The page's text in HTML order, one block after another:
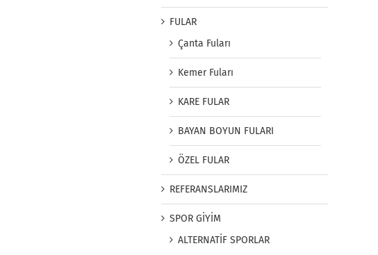
FULAR
Çanta Fuları
Kemer Fuları
KARE FULAR
BAYAN BOYUN FULARI
ÖZEL FULAR
REFERANSLARIMIZ
SPOR GİYİM
ALTERNATİF SPORLAR